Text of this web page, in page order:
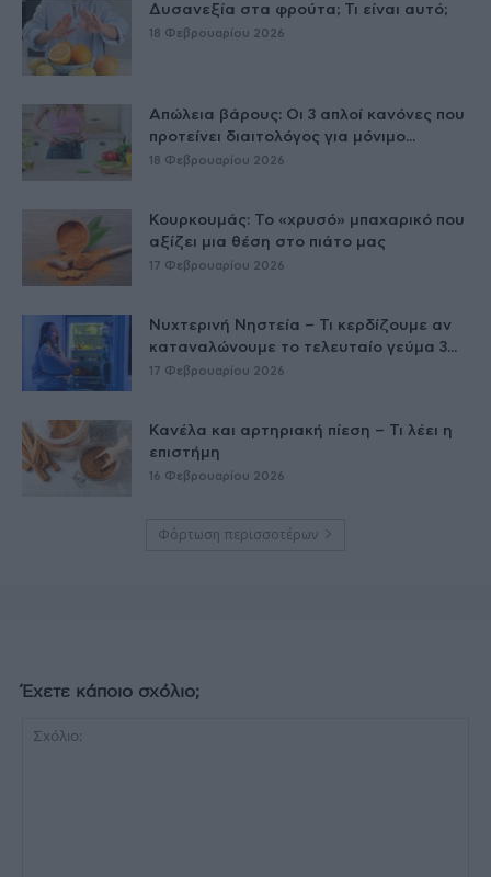
Δυσανεξία στα φρούτα; Τι είναι αυτό;
18 Φεβρουαρίου 2026
Απώλεια βάρους: Οι 3 απλοί κανόνες που
προτείνει διαιτολόγος για μόνιμο...
18 Φεβρουαρίου 2026
Κουρκουμάς: Το «χρυσό» μπαχαρικό που
αξίζει μια θέση στο πιάτο μας
17 Φεβρουαρίου 2026
Νυχτερινή Νηστεία – Τι κερδίζουμε αν
καταναλώνουμε το τελευταίο γεύμα 3...
17 Φεβρουαρίου 2026
Κανέλα και αρτηριακή πίεση – Τι λέει η
επιστήμη
16 Φεβρουαρίου 2026
Φόρτωση περισσοτέρων
Έχετε κάποιο σχόλιο;